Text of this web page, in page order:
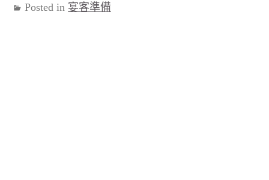
Posted in 宴客準備